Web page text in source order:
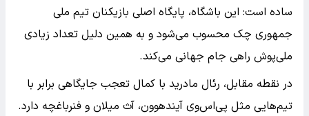
ساده است: این باشگاه، پایگاه اصلی بازیکنان تیم ملی
جمهوری چک محسوب می‌شود و به همین دلیل تعداد زیادی
ملی‌پوش راهی جام جهانی می‌کند.
در نقطه مقابل، رئال مادرید با کمال تعجب جایگاهی برابر با
تیم‌هایی مثل پی‌اس‌وی آیندهوون، آث میلان و فنرباغچه دارد.